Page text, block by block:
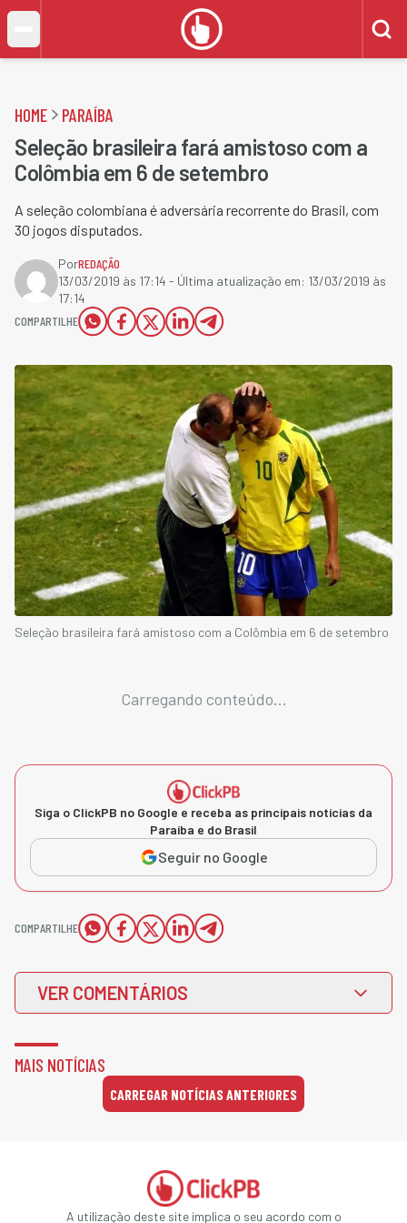
HOME PARAÍBA
Seleção brasileira fará amistoso com a
Colômbia em 6 de setembro
A seleção colombiana é adversária recorrente do Brasil, com
30 jogos disputados.
PorREDAÇÃO
13/03/2019 às 17:14 - Última atualização em: 13/03/2019 às
17:14
COMPARTILHE
Seleção brasileira fará amistoso com a Colômbia em 6 de setembro
Carregando conteúdo...
Siga o ClickPB no Google e receba as principais notícias da
Paraíba e do Brasil
Seguir no Google
COMPARTILHE
VER COMENTÁRIOS
MAIS NOTÍCIAS
CARREGAR NOTÍCIAS ANTERIORES
A utilização deste site implica o seu acordo com o